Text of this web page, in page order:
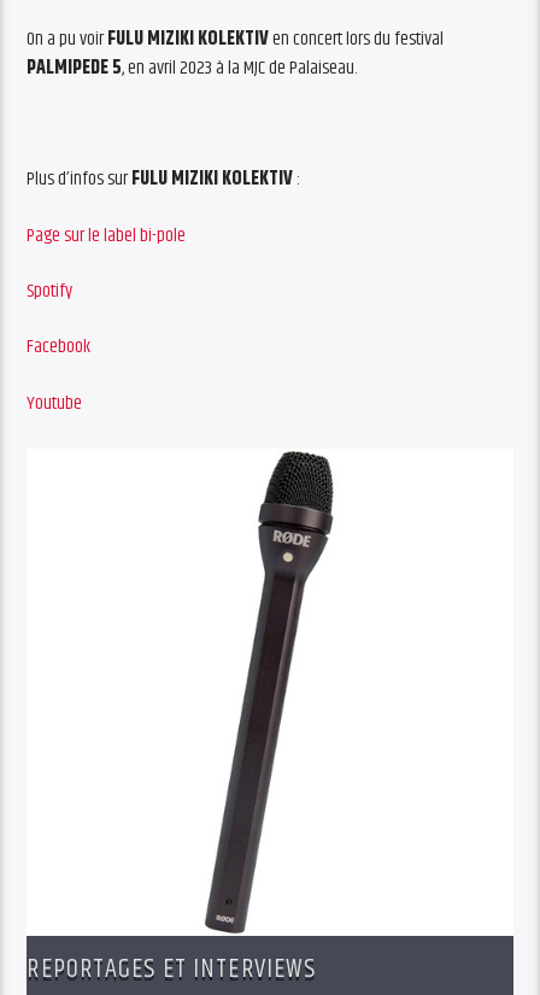
On a pu voirFULU MIZIKI KOLEKTIVen concert lors du festival
PALMIPEDE 5, en avril 2023 à la MJC de Palaiseau.
Plus d’infos surFULU MIZIKI KOLEKTIV:
Page sur le label bi-pole
Spotify
Facebook
Youtube
REPORTAGES ET INTERVIEWS